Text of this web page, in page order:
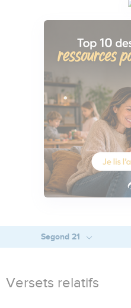
Segond 21
Versets relatifs